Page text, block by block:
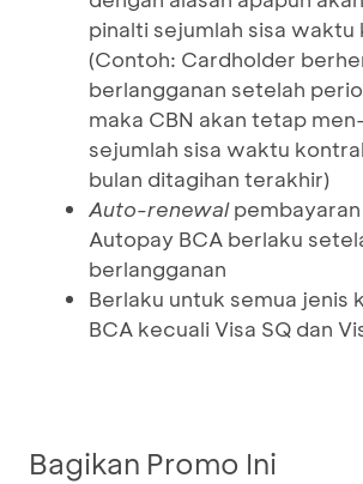
pinalti sejumlah sisa waktu
(Contoh: Cardholder
berlangganan setelah
maka CBN akan tetap
sejumlah sisa waktu
bulan ditagihan terakhir)
Auto-renewalpembayaran
Autopay BCA berlaku
berlangganan
Berlaku untuk semua jenis
BCA kecuali Visa SQ dan
Bagikan Promo Ini